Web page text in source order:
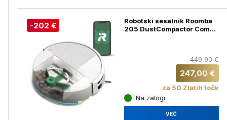
-202 €
Robotski sesalnik Roomba
205 DustCompactor Combo
449,90 €
247,00 €
za 50 Zlatih točk
Na zalogi
VEČ